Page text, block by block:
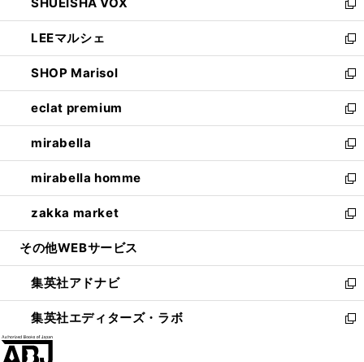
で
開
く
ド
ウ
で
開
く
ィ
ン
ド
ウ
で
開
く
い
ウ
ィ
ン
ド
ウ
で
開
く
新
し
い
ウ
ィ
ン
ド
ウ
で
開
く
LEEマルシェ
新
し
い
ウ
ィ
ン
ド
ウ
で
開
く
SHOP Marisol
新
し
い
ウ
ィ
ン
ド
ウ
で
開
eclat premium
新
し
い
ウ
ィ
ン
ド
ウ
開
く
mirabella
新
し
い
ウ
ィ
ン
ウ
で
開
く
mirabella homme
新
し
い
ウ
ン
ド
ウ
で
zakka market
新
し
ウ
ィ
ン
ド
その他WEBサービス
集英社アドナビ
新
し
い
集英社エディターズ・ラボ
新